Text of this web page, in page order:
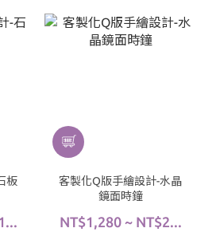
板
客製化Q版手繪設計-水晶
鏡面時鐘
NT$1,280 ~ NT$2...